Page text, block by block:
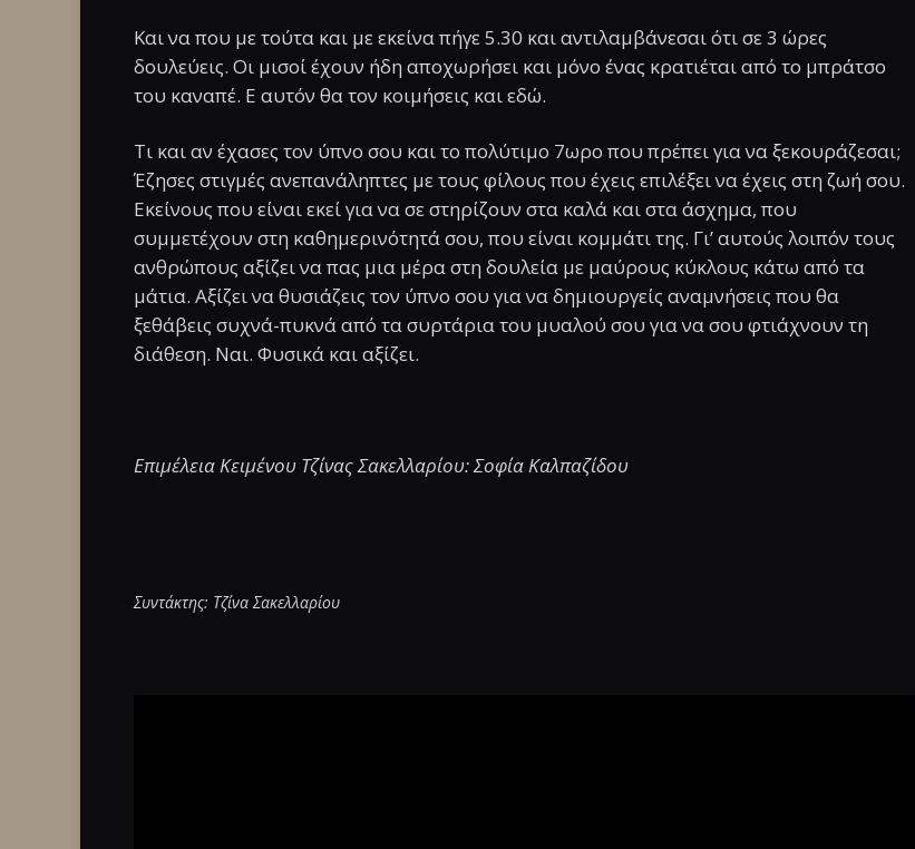
Και να που με τούτα και με εκείνα πήγε 5.30 και αντιλαμβάνεσαι ότι σε 3 ώρες
δουλεύεις. Οι μισοί έχουν ήδη αποχωρήσει και μόνο ένας κρατιέται από το μπράτσο
του καναπέ. Ε αυτόν θα τον κοιμήσεις και εδώ.
Τι και αν έχασες τον ύπνο σου και το πολύτιμο 7ωρο που πρέπει για να ξεκουράζεσαι;
Έζησες στιγμές ανεπανάληπτες με τους φίλους που έχεις επιλέξει να έχεις στη ζωή σου.
Εκείνους που είναι εκεί για να σε στηρίζουν στα καλά και στα άσχημα, που
συμμετέχουν στη καθημερινότητά σου, που είναι κομμάτι της. Γι’ αυτούς λοιπόν τους
ανθρώπους αξίζει να πας μια μέρα στη δουλεία με μαύρους κύκλους κάτω από τα
μάτια. Αξίζει να θυσιάζεις τον ύπνο σου για να δημιουργείς αναμνήσεις που θα
ξεθάβεις συχνά-πυκνά από τα συρτάρια του μυαλού σου για να σου φτιάχνουν τη
διάθεση. Ναι. Φυσικά και αξίζει.
Επιμέλεια Κειμένου Τζίνας Σακελλαρίου: Σοφία Καλπαζίδου
Συντάκτης: Τζίνα Σακελλαρίου